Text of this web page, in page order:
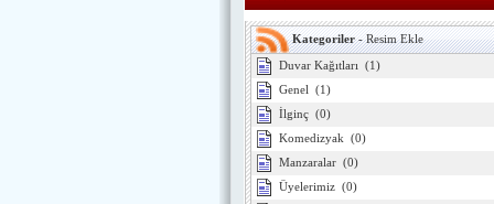
Kategoriler-Resim Ekle
Duvar Kağıtları (1)
Genel
(1)
İlginç (0)
Komedizyak (0)
Manzaralar (0)
Üyelerimiz (0)